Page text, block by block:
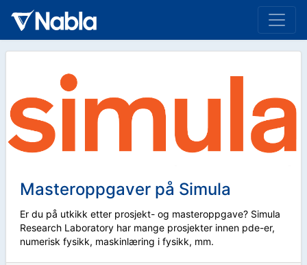
Masteroppgaver på Simula
Er du på utkikk etter prosjekt- og masteroppgave? Simula
Research Laboratory har mange prosjekter innen pde-er,
numerisk fysikk, maskinlæring i fysikk, mm.